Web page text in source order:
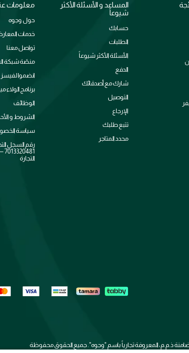
المساعد و الأسئلة الأكثر
شيوعاً
حسابك
الطلبات
الأسئلة الأكثر شيوعاً
الدفع
شارك مع أصدقائك
التوصيل
الإرجاع
تتبع طلبك
محدد المتاجر
معلومات
حول وجوه
خدمات
تواصل معنا
منصّة شبكة
انضموا لفيسز
برنامج الولاء
الوظائف
الشروط و
سياسة
رقم السجل
التجارة
ذ.م.م، المعروفة تجارياً باسم "وجوه". جميع الحقوق محفوظة